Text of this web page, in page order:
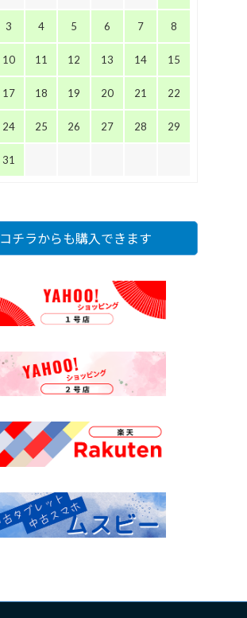
3 4 5 6 7 8
10 11 12 13 14 15
17 18 19 20 21 22
24 25 26 27 28 29
31
コチラからも購入できます